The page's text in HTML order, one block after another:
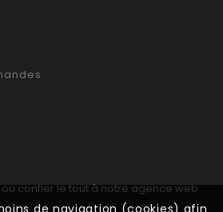
confier le tout à notre agence web
de navigation (cookies) afin